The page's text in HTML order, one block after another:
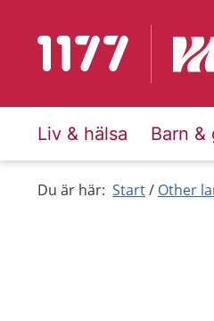
Till startsidan för 1177
Liv & hälsa Barn &
Du är här: Start Other